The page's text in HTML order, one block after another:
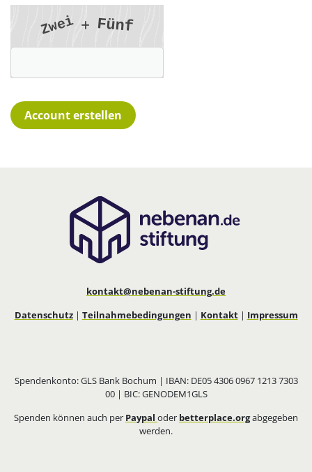
Zwei Fünf
kontakt@nebenan-stiftung.de
Datenschutz| Teilnahmebedingungen | Kontakt| Impressum
Spendenkonto: GLS Bank Bochum | IBAN: DE05 4306 0967 1213 7303
00 | BIC: GENODEM1GLS
Spenden können auch per Paypal oder betterplace.orgabgegeben
werden.